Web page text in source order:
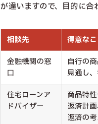
が違いますので、目的に合
相談先 得意な
金融機関の窓
口
自行の
見通し
住宅ローンア
ドバイザー
商品特性
返済計
返済の